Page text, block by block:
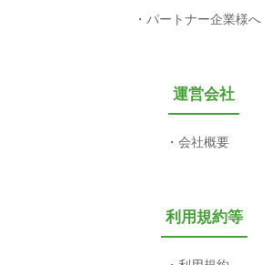
パートナー企業様へ
運営会社
会社概要
利用規約等